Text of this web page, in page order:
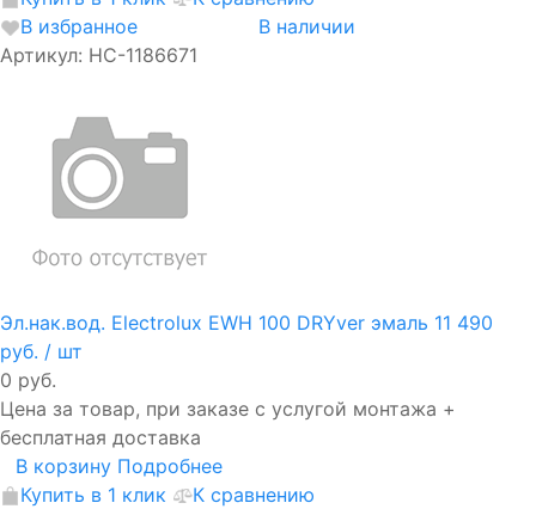
В избранное
В наличии
Артикул: НС-1186671
Эл.нак.вод. Electrolux EWH 100 DRYver эмаль 11 490
руб. / шт
0 руб.
Цена за товар, при заказе с услугой монтажа +
бесплатная доставка
В корзину Подробнее
Купить в 1 клик
К сравнению